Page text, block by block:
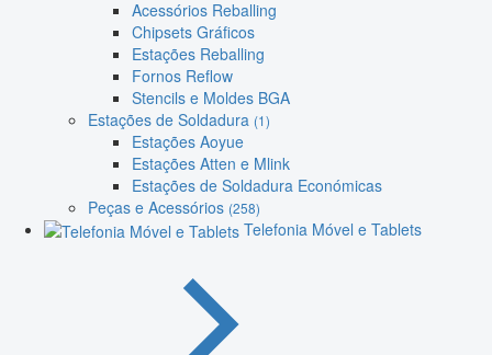
Acessórios Reballing
Chipsets Gráficos
Estações Reballing
Fornos Reflow
Stencils e Moldes BGA
Estações de Soldadura (1)
Estações Aoyue
Estações Atten e Mlink
Estações de Soldadura Económicas
Peças e Acessórios (258)
Telefonia Móvel e Tablets